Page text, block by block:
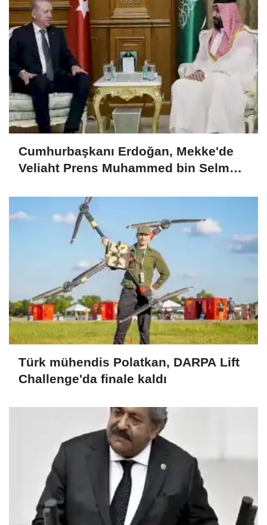
Cumhurbaşkanı Erdoğan, Mekke'de
Veliaht Prens Muhammed bin Selman
Türk mühendis Polatkan, DARPA Lift
Challenge'da finale kaldı